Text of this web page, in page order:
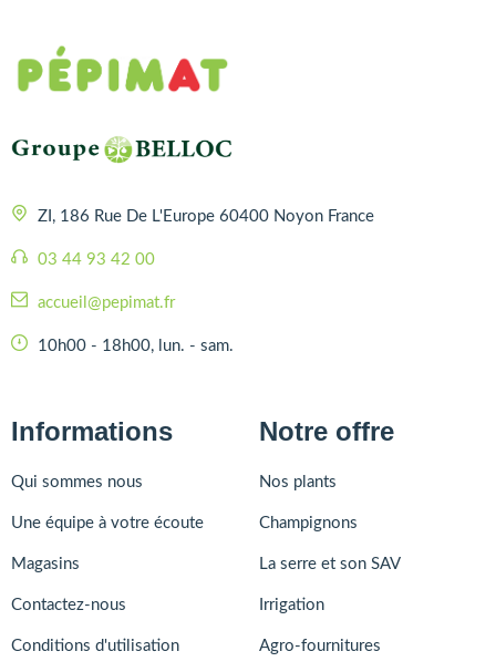
ZI, 186 Rue De L'Europe 60400 Noyon France
03 44 93 42 00
accueil@pepimat.fr
10h00 - 18h00, lun. - sam.
Informations
Qui sommes nous
Une équipe à votre écoute
Magasins
Contactez-nous
Conditions d'utilisation
Notre offre
Nos plants
Champignons
La serre et son SAV
Irrigation
Agro-fournitures